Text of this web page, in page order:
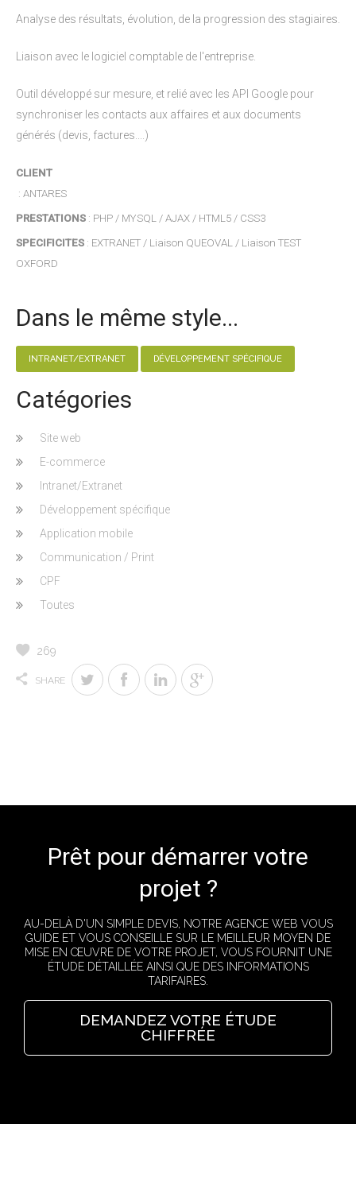
Analyse des résultats, évolution, de la progression des stagiaires.
Liaison avec le logiciel comptable de l'entreprise.
Outil développé sur mesure, et relié avec les API Google pour
synchroniser les contacts aux affaires et aux documents
générés (devis, factures....)
CLIENT
: ANTARES
PRESTATIONS : PHP / MYSQL / AJAX / HTML5 / CSS3
SPECIFICITES : EXTRANET / Liaison QUEOVAL / Liaison TEST
OXFORD
Dans le même style...
INTRANET/EXTRANET DÉVELOPPEMENT SPÉCIFIQUE
Catégories
Site web
E-commerce
Intranet/Extranet
Développement spécifique
Application mobile
Communication / Print
CPF
Toutes
269
SHARE
Prêt pour démarrer votre
projet ?
AU-DELÀ D'UN SIMPLE DEVIS, NOTRE AGENCE WEB VOUS
GUIDE ET VOUS CONSEILLE SUR LE MEILLEUR MOYEN DE
MISE EN ŒUVRE DE VOTRE PROJET, VOUS FOURNIT UNE
ÉTUDE DÉTAILLÉE AINSI QUE DES INFORMATIONS
TARIFAIRES.
DEMANDEZ VOTRE ÉTUDE
CHIFFRÉE